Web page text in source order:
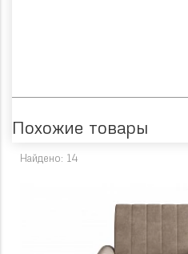
Похожие товары
Найдено: 14